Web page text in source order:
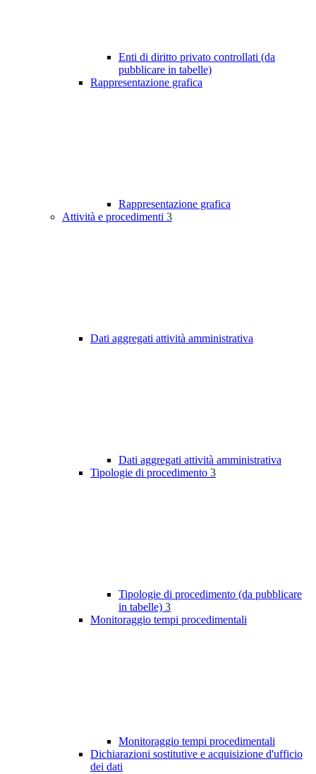
Enti di diritto privato controllati (da
pubblicare in tabelle)
Rappresentazione grafica
Rappresentazione grafica
Attività e procedimenti 3
Dati aggregati attività amministrativa
Dati aggregati attività amministrativa
Tipologie di procedimento 3
Tipologie di procedimento (da pubblicare
in tabelle) 3
Monitoraggio tempi procedimentali
Monitoraggio tempi procedimentali
Dichiarazioni sostitutive e acquisizione d'ufficio
dei dati